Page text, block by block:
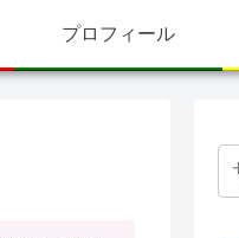
プロフィール